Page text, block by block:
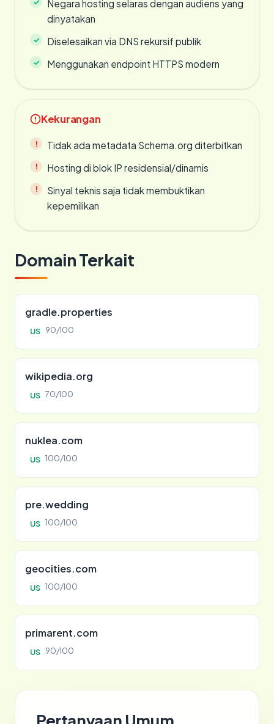
Negara hosting selaras dengan audiens yang
dinyatakan
Diselesaikan via DNS rekursif publik
Menggunakan endpoint HTTPS modern
Kekurangan
Tidak ada metadata Schema.org diterbitkan
Hosting di blok IP residensial/dinamis
Sinyal teknis saja tidak membuktikan
kepemilikan
Domain Terkait
gradle.properties
US 90/100
wikipedia.org
US 70/100
nuklea.com
US 100/100
pre.wedding
US 100/100
geocities.com
US 100/100
primarent.com
US 90/100